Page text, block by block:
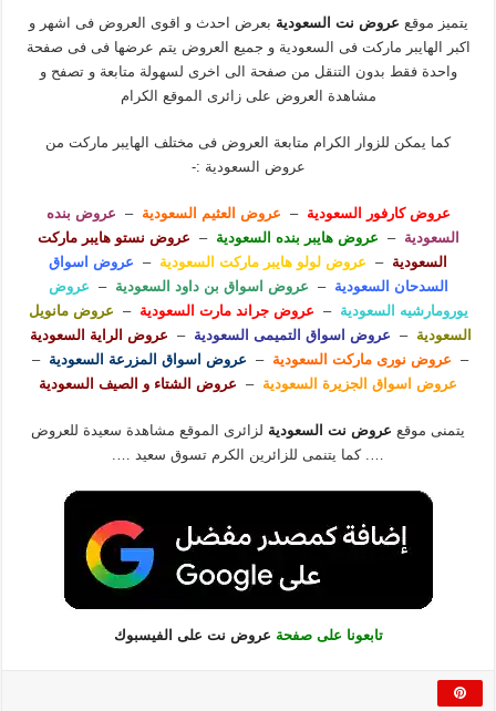
يتميز موقع عروض نت السعوديةبعرض احدث و اقوى العروض فى اشهر و
اكبر الهايبر ماركت فى السعودية و جميع العروض يتم عرضها فى فى صفحة
واحدة فقط بدون التنقل من صفحة الى اخرى لسهولة متابعة و تصفح و
مشاهدة العروض على زائرى الموقع الكرام
كما يمكن للزوار الكرام متابعة العروض فى مختلف الهايبر ماركت من
عروض السعودية :-
عروض كارفور السعودية – عروض العثيم السعودية –
عروض بنده
السعودية – عروض هايبر بنده السعودية –
عروض نستو هايبر ماركت
السعودية – عروض لولو هايبر ماركت السعودية –
عروض اسواق
السدحان السعودية – عروض اسواق بن داود السعودية –
عروض
يورومارشيه السعودية – عروض جراند مارت السعودية –
عروض مانويل
السعودية – عروض اسواق التميمى السعودية –
عروض الراية السعودية
–
عروض نورى ماركت السعودية – عروض اسواق المزرعة السعودية –
عروض اسواق الجزيرة السعودية – عروض الشتاء و الصيف السعودية
يتمنى موقع عروض نت السعوديةلزائرى الموقع مشاهدة سعيدة للعروض
…. كما يتنمى للزائرين الكرم تسوق سعيد ….
تابعونا على صفحة عروض نت على الفيسبوك